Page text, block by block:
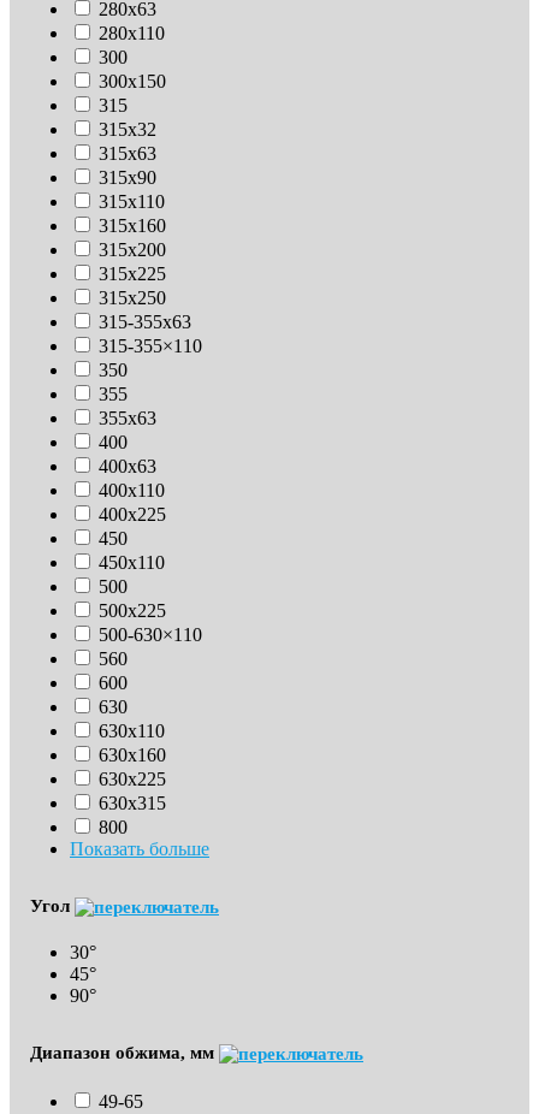
280х63
280х110
300
300х150
315
315х32
315х63
315х90
315х110
315х160
315х200
315х225
315х250
315-355х63
315-355×110
350
355
355х63
400
400х63
400х110
400х225
450
450х110
500
500х225
500-630×110
560
600
630
630х110
630x160
630х225
630х315
800
Показать больше
Угол
30°
45°
90°
Диапазон обжима, мм
49-65